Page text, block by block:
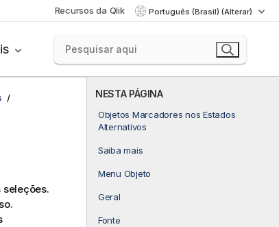
Recursos da Qlik Português (Brasil) (Alterar)
NESTA PÁGINA
Objetos Marcadores nos Estados
Alternativos
Saiba mais
Menu Objeto
Geral
Fonte